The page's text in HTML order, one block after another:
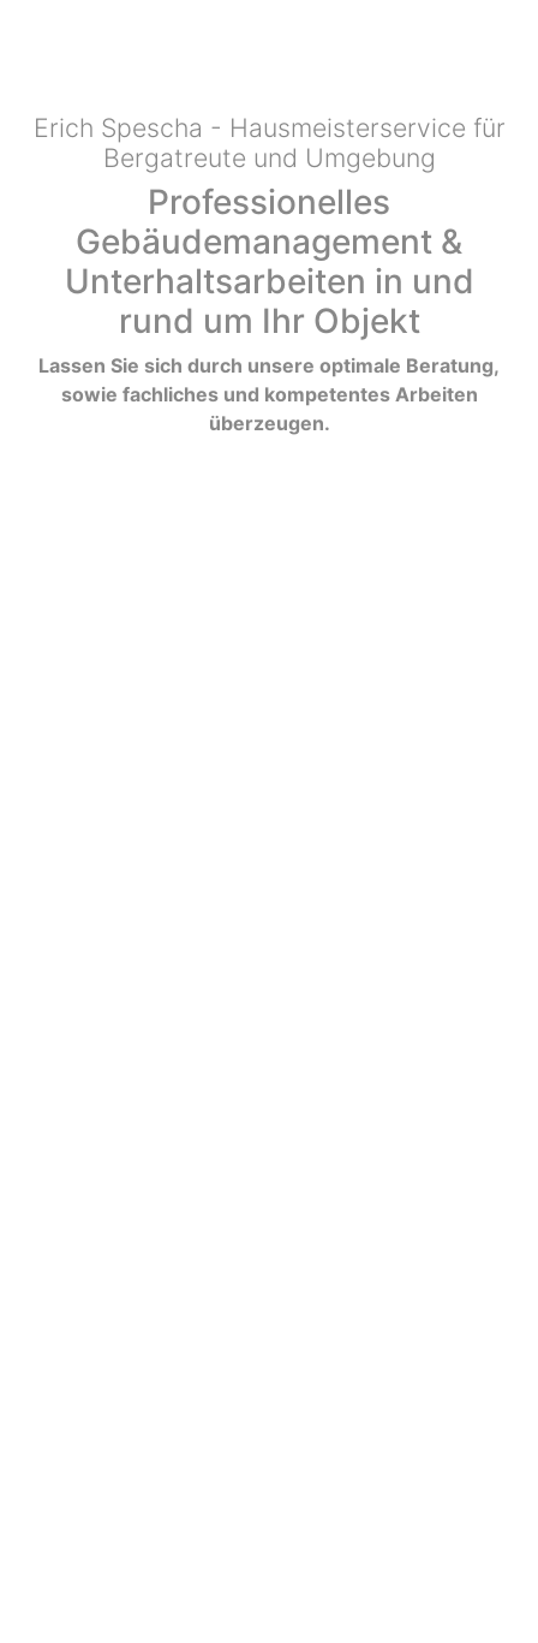
Erich Spescha - Hausmeisterservice für
Bergatreute und Umgebung
Professionelles
Gebäudemanagement &
Unterhaltsarbeiten in und
rund um Ihr Objekt
Lassen Sie sich durch unsere optimale Beratung,
sowie fachliches und kompetentes Arbeiten
überzeugen.